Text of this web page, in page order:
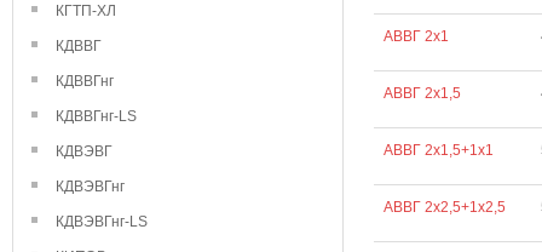
КГТП-ХЛ
КДВВГ
КДВВГнг
КДВВГнг-LS
КДВЭВГ
КДВЭВГнг
КДВЭВГнг-LS
АВВГ 2х1
АВВГ 2х1,5
АВВГ 2х1,5+1х1
АВВГ 2х2,5+1х2,5